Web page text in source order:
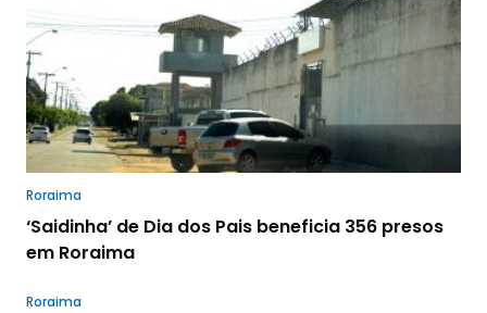
Roraima
‘Saidinha’ de Dia dos Pais beneficia 356 presos
em Roraima
Roraima